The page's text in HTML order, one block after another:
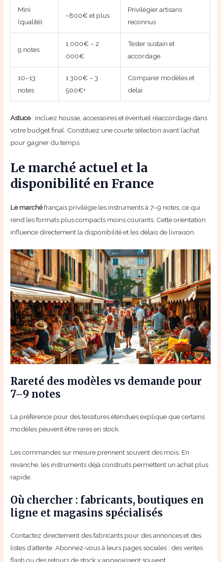
Mini
(qualité)
~800€ et plus
Privilégier artisans
reconnus
9 notes
1 000€ – 2
000€
Tester sustain et
accordage
10–13
notes
1 300€ – 3
500€+
Comparer modèles et
délai
Astuce: incluez housse, accessoires et éventuel réaccordage dans
votre budget final. Constituez une courte sélection avant l’achat
pour gagner du temps.
Le marché actuel et la
disponibilité en France
Le marchéfrançais privilégie les instruments à 7–9 notes, ce qui
rend les formats plus compacts moins courants. Cette orientation
influence directement la disponibilité et les délais de livraison.
Rareté des modèles vs demande pour
7–9 notes
La préférence pour des tessitures étendues explique que certains
modèles peuvent être rares en stock.
Les commandes sur mesure prennent souvent des mois. En
revanche, les instruments déjà construits permettent un achat plus
rapide.
Où chercher : fabricants, boutiques en
ligne et magasins spécialisés
Contactez directement des fabricants pour des annonces et des
listes d’attente. Abonnez‑vous à leurs pages sociales : des ventes
flash ou des retours de stock y apparaissent souvent.